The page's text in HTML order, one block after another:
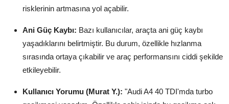
risklerinin artmasına yol açabilir.
Ani Güç Kaybı: Bazı kullanıcılar, araçta ani güç kaybı
yaşadıklarını belirtmiştir. Bu durum, özellikle hızlanma
sırasında ortaya çıkabilir ve araç performansını ciddi şekilde
etkileyebilir.
Kullanıcı Yorumu (Murat Y.): "Audi A4 40 TDI'mda turbo